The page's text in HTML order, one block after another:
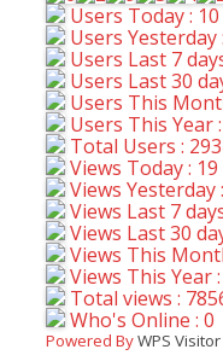
Users Today : 10
Users Yesterday
Users Last 7
Users Last 30
Users This
Users This Year
Total Users :
Views Today : 19
Views Yesterday
Views Last 7
Views Last 30
Views This
Views This Year
Total views :
Who's Online : 0
Powered ByWPS